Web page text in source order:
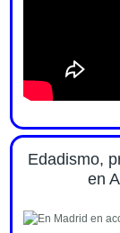
Edadismo,
en